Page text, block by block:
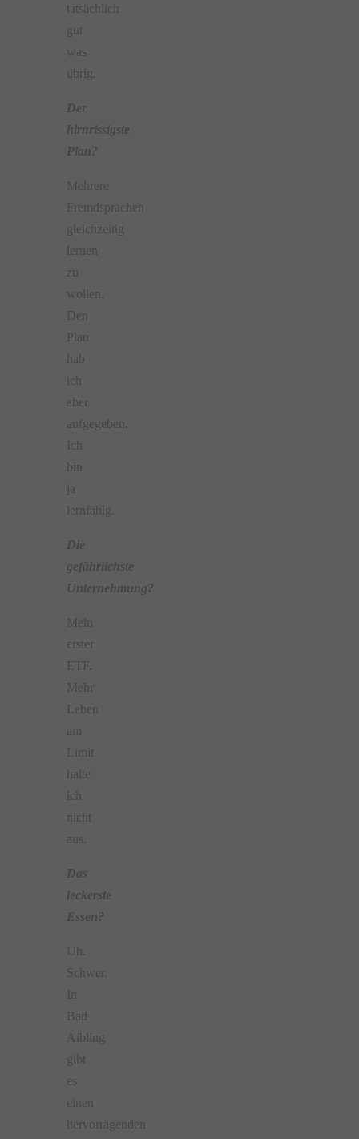
tatsächlich
gut
was
übrig.
Der
hirnrissigste
Plan?
Mehrere
Fremdsprachen
gleichzeitig
lernen
zu
wollen.
Den
Plan
hab
ich
aber
aufgegeben.
Ich
bin
ja
lernfähig.
Die
gefährlichste
Unternehmung?
Mein
erster
ETF.
Mehr
Leben
am
Limit
halte
ich
nicht
aus.
Das
leckerste
Essen?
Uh.
Schwer.
In
Bad
Aibling
gibt
es
einen
hervorragenden